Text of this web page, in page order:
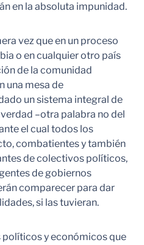
en la absoluta impunidad.
vez que en un proceso
o en cualquier otro país
de la comunidad
una mesa de
un sistema integral de
–otra palabra no del
el cual todos los
combatientes y también
de colectivos políticos,
de gobiernos
comparecer para dar
si las tuvieran.
y económicos que